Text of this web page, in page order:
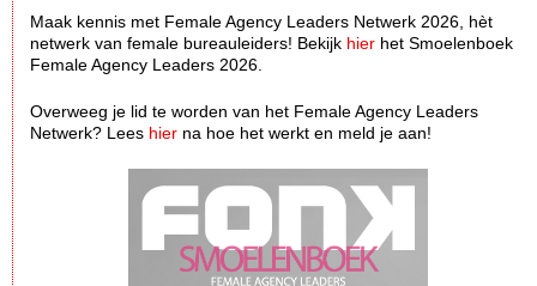
Maak kennis met Female Agency Leaders Netwerk 2026, hèt
netwerk van female bureauleiders! Bekijk hier het Smoelenboek
Female Agency Leaders 2026.
Overweeg je lid te worden van het Female Agency Leaders
Netwerk? Lees hier na hoe het werkt en meld je aan!